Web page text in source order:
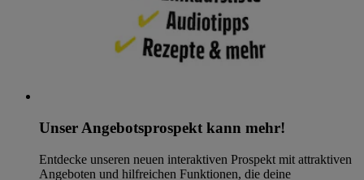
Unser Angebotsprospekt kann mehr!
Entdecke unseren neuen interaktiven Prospekt mit attraktiven
Angeboten und hilfreichen Funktionen, die deine